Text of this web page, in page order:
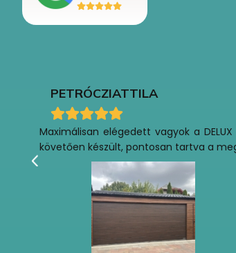
PETRÓCZIATTILA
Maximálisan elégedett vagyok a
követően készült, pontosan tartva a